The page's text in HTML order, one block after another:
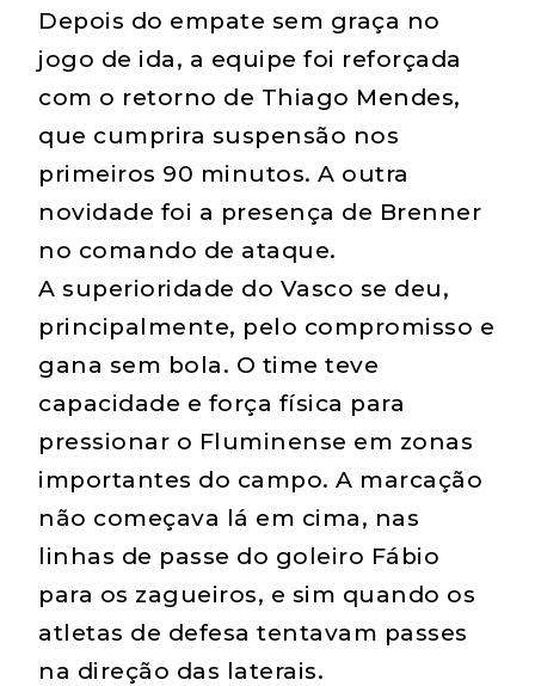
Depois do empate sem graça no
jogo de ida, a equipe foi reforçada
com o retorno de Thiago Mendes,
que cumprira suspensão nos
primeiros 90 minutos. A outra
novidade foi a presença de Brenner
no comando de ataque.
A superioridade do Vasco se deu,
principalmente, pelo compromisso e
gana sem bola. O time teve
capacidade e força física para
pressionar o Fluminense em zonas
importantes do campo. A marcação
não começava lá em cima, nas
linhas de passe do goleiro Fábio
para os zagueiros, e sim quando os
atletas de defesa tentavam passes
na direção das laterais.